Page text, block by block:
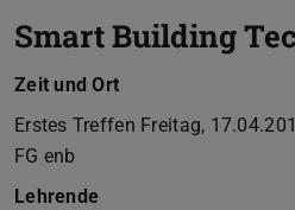
Smart Building
Zeit und Ort
Erstes Treffen Freitag,
FG enb
Lehrende